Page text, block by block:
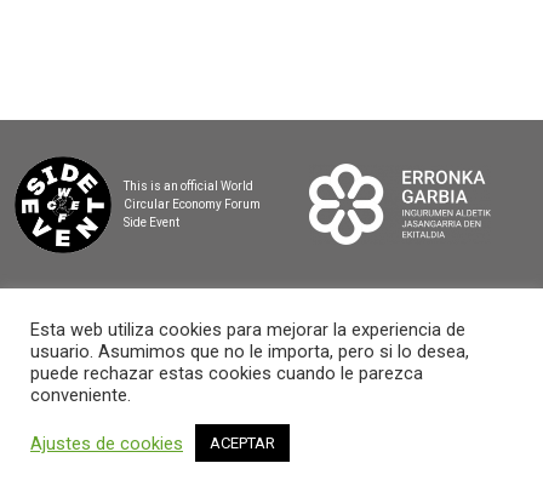
This is an official World
Circular Economy Forum
Side Event
2025 BASQUE CIRCULAR SUMMIT
Esta web utiliza cookies para mejorar la experiencia de
usuario. Asumimos que no le importa, pero si lo desea,
puede rechazar estas cookies cuando le parezca
conveniente.
Ajustes de cookies ACEPTAR